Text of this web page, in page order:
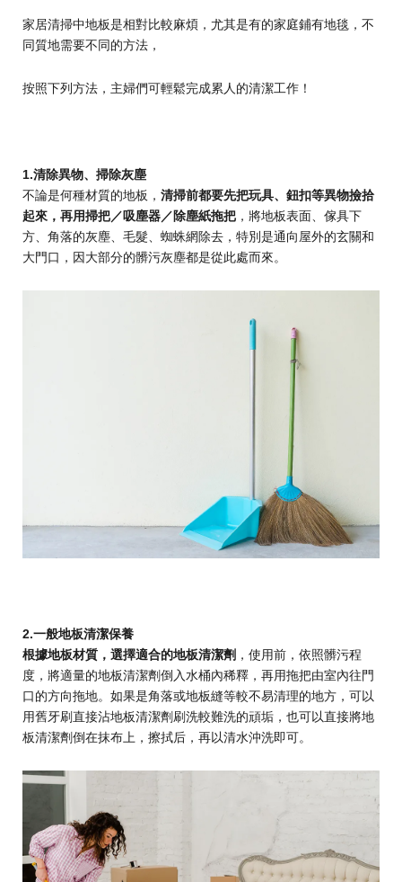
家居清掃中地板是相對比較麻煩，尤其是有的家庭鋪有地毯，不
同質地需要不同的方法，
按照下列方法，主婦們可輕鬆完成累人的清潔工作！
1.清除異物、掃除灰塵
不論是何種材質的地板， 清掃前都要先把玩具、鈕扣等異物撿拾
起來，再用掃把／吸塵器／除塵紙拖把 ，將地板表面、傢具下
方、角落的灰塵、毛髮、蜘蛛網除去，特別是通向屋外的玄關和
大門口，因大部分的髒污灰塵都是從此處而來。
2.一般地板清潔保養
根據地板材質，選擇適合的地板清潔劑 ，使用前，依照髒污程
度，將適量的地板清潔劑倒入水桶內稀釋，再用拖把由室內往門
口的方向拖地。如果是角落或地板縫等較不易清理的地方，可以
用舊牙刷直接沾地板清潔劑刷洗較難洗的頑垢，也可以直接將地
板清潔劑倒在抹布上，擦拭后，再以清水沖洗即可。